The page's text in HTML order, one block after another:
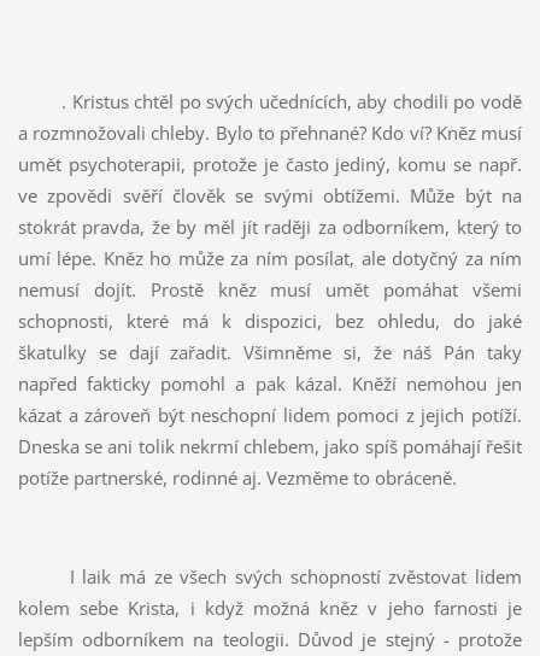
. Kristus chtěl po svých učednících, aby chodili po vodě
a rozmnožovali chleby. Bylo to přehnané? Kdo ví? Kněz musí
umět psychoterapii, protože je často jediný, komu se např.
ve zpovědi svěří člověk se svými obtížemi. Může být na
stokrát pravda, že by měl jít raději za odborníkem, který to
umí lépe. Kněz ho může za ním posílat, ale dotyčný za ním
nemusí dojít. Prostě kněz musí umět pomáhat všemi
schopnosti, které má k dispozici, bez ohledu, do jaké
škatulky se dají zařadit. Všimněme si, že náš Pán taky
napřed fakticky pomohl a pak kázal. Kněží nemohou jen
kázat a zároveň být neschopní lidem pomoci z jejich potíží.
Dneska se ani tolik nekrmí chlebem, jako spíš pomáhají řešit
potíže partnerské, rodinné aj. Vezměme to obráceně.
I laik má ze všech svých schopností zvěstovat lidem
kolem sebe Krista, i když možná kněz v jeho farnosti je
lepším odborníkem na teologii. Důvod je stejný - protože